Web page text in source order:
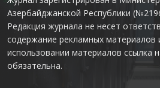
Азербайджанской Республики
Редакция журнала не несет
содержание рекламных материалов
использовании материалов ссылка
обязательна.